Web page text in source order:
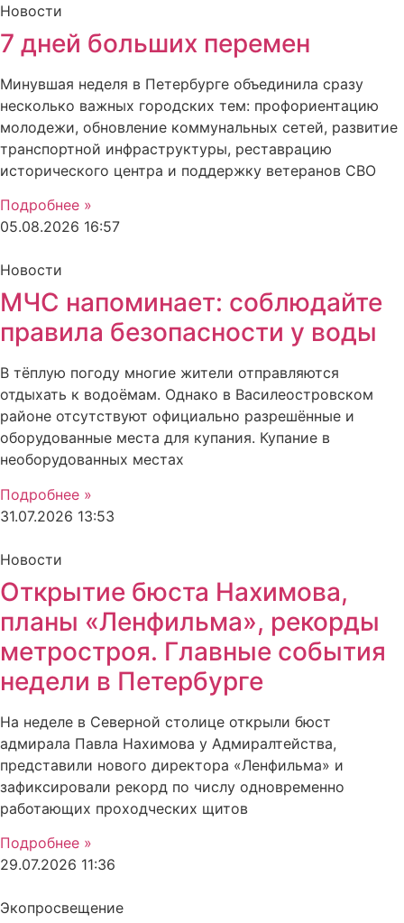
Новости
7 дней больших перемен
Минувшая неделя в Петербурге объединила сразу
несколько важных городских тем: профориентацию
молодежи, обновление коммунальных сетей, развитие
транспортной инфраструктуры, реставрацию
исторического центра и поддержку ветеранов СВО
Подробнее »
05.08.2026 16:57
Новости
МЧС напоминает: соблюдайте
правила безопасности у воды
В тёплую погоду многие жители отправляются
отдыхать к водоёмам. Однако в Василеостровском
районе отсутствуют официально разрешённые и
оборудованные места для купания. Купание в
необорудованных местах
Подробнее »
31.07.2026 13:53
Новости
Открытие бюста Нахимова,
планы «Ленфильма», рекорды
метростроя. Главные события
недели в Петербурге
На неделе в Северной столице открыли бюст
адмирала Павла Нахимова у Адмиралтейства,
представили нового директора «Ленфильма» и
зафиксировали рекорд по числу одновременно
работающих проходческих щитов
Подробнее »
29.07.2026 11:36
Экопросвещение